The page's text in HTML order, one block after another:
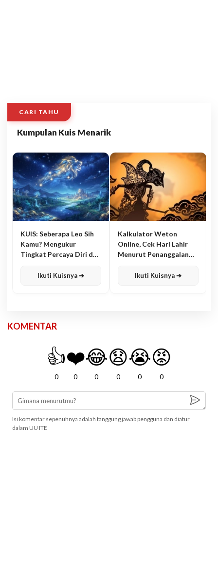
CARI TAHU
Kumpulan Kuis Menarik
KUIS: Seberapa Leo Sih
Kamu? Mengukur
Tingkat Percaya Diri dan
Ikuti Kuisnya ➔
Kalkulator Weton
Online, Cek Hari Lahir
Menurut Penanggalan
Ikuti Kuisnya ➔
KOMENTAR
👍
0
❤️
0
😂
0
😧
0
😭
0
😡
0
Isi komentar sepenuhnya adalah tanggung jawab pengguna dan diatur
dalam UU ITE